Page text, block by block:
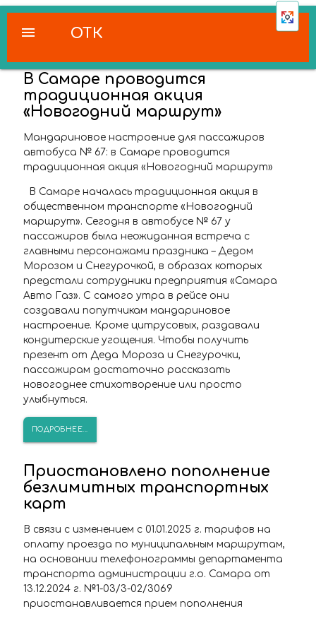
ОТК
menu
В Самаре проводится
традиционная акция
«Новогодний маршрут»
Мандариновое настроение для пассажиров
автобуса № 67: в Самаре проводится
традиционная акция «Новогодний маршрут»
В Самаре началась традиционная акция в
общественном транспорте «Новогодний
маршрут». Сегодня в автобусе № 67 у
пассажиров была неожиданная встреча с
главными персонажами праздника – Дедом
Морозом и Снегурочкой, в образах которых
предстали сотрудники предприятия «Самара
Авто Газ». С самого утра в рейсе они
создавали попутчикам мандариновое
настроение. Кроме цитрусовых, раздавали
кондитерские угощения. Чтобы получить
презент от Деда Мороза и Снегурочки,
пассажирам достаточно рассказать
новогоднее стихотворение или просто
улыбнуться.
ПОДРОБНЕЕ...
Приостановлено пополнение
безлимитных транспортных
карт
В связи с изменением с 01.01.2025 г. тарифов на
оплату проезда по муниципальным маршрутам,
на основании телефонограммы департамента
транспорта администрации г.о. Самара от
13.12.2024 г. №1-03/3-02/3069
приостанавливается прием пополнения